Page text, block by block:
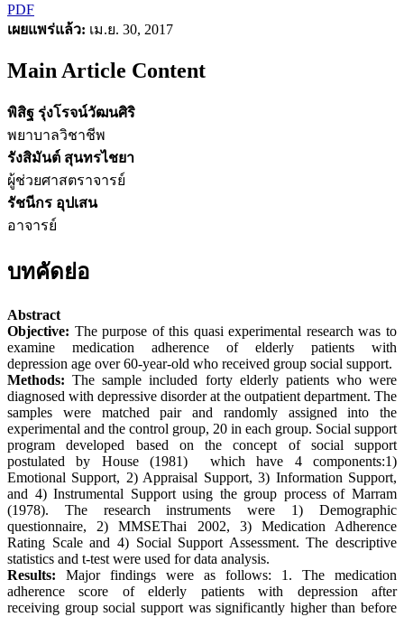
PDF
เผยแพร่แล้ว: เม.ย. 30, 2017
Main Article Content
พิสิฐ รุ่งโรจน์วัฒนศิริ
พยาบาลวิชาชีพ
รังสิมันต์ สุนทรไชยา
ผู้ช่วยศาสตราจารย์
รัชนีกร อุปเสน
อาจารย์
บทคัดย่อ
Abstract
Objective: The purpose of this quasi experimental research was to
examine medication adherence of elderly patients with
depression age over 60-year-old who received group social support.
Methods: The sample included forty elderly patients who were
diagnosed with depressive disorder at the outpatient department. The
samples were matched pair and randomly assigned into the
experimental and the control group, 20 in each group. Social support
program developed based on the concept of social support
postulated by House (1981) which have 4 components:1)
Emotional Support, 2) Appraisal Support, 3) Information Support,
and 4) Instrumental Support using the group process of Marram
(1978). The research instruments were 1) Demographic
questionnaire, 2) MMSEThai 2002, 3) Medication Adherence
Rating Scale and 4) Social Support Assessment. The descriptive
statistics and t-test were used for data analysis.
Results: Major findings were as follows: 1. The medication
adherence score of elderly patients with depression after
receiving group social support was significantly higher than before